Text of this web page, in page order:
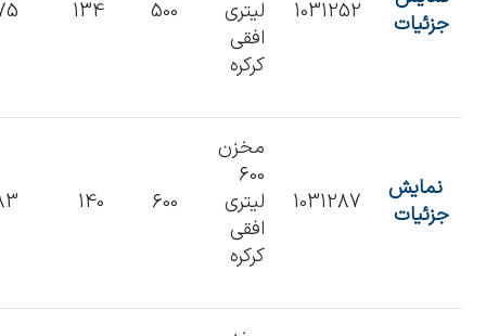
جزئیات
1031252
لیتری
افقی
کرکره
500
134
نمایش
جزئیات
1031287
مخزن
600
لیتری
افقی
کرکره‌
600
140